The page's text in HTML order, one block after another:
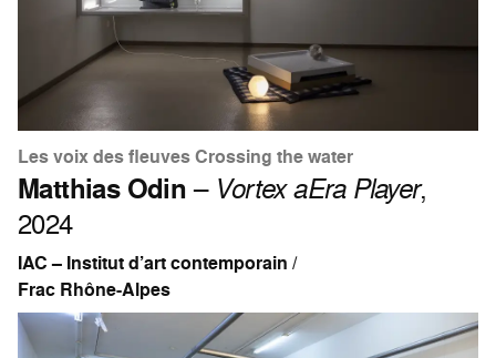
Les voix des fleuves Crossing the water
Matthias Odin– Vortex aEra Player,
2024
IAC – Institut d’art contemporain /
Frac Rhône-Alpes